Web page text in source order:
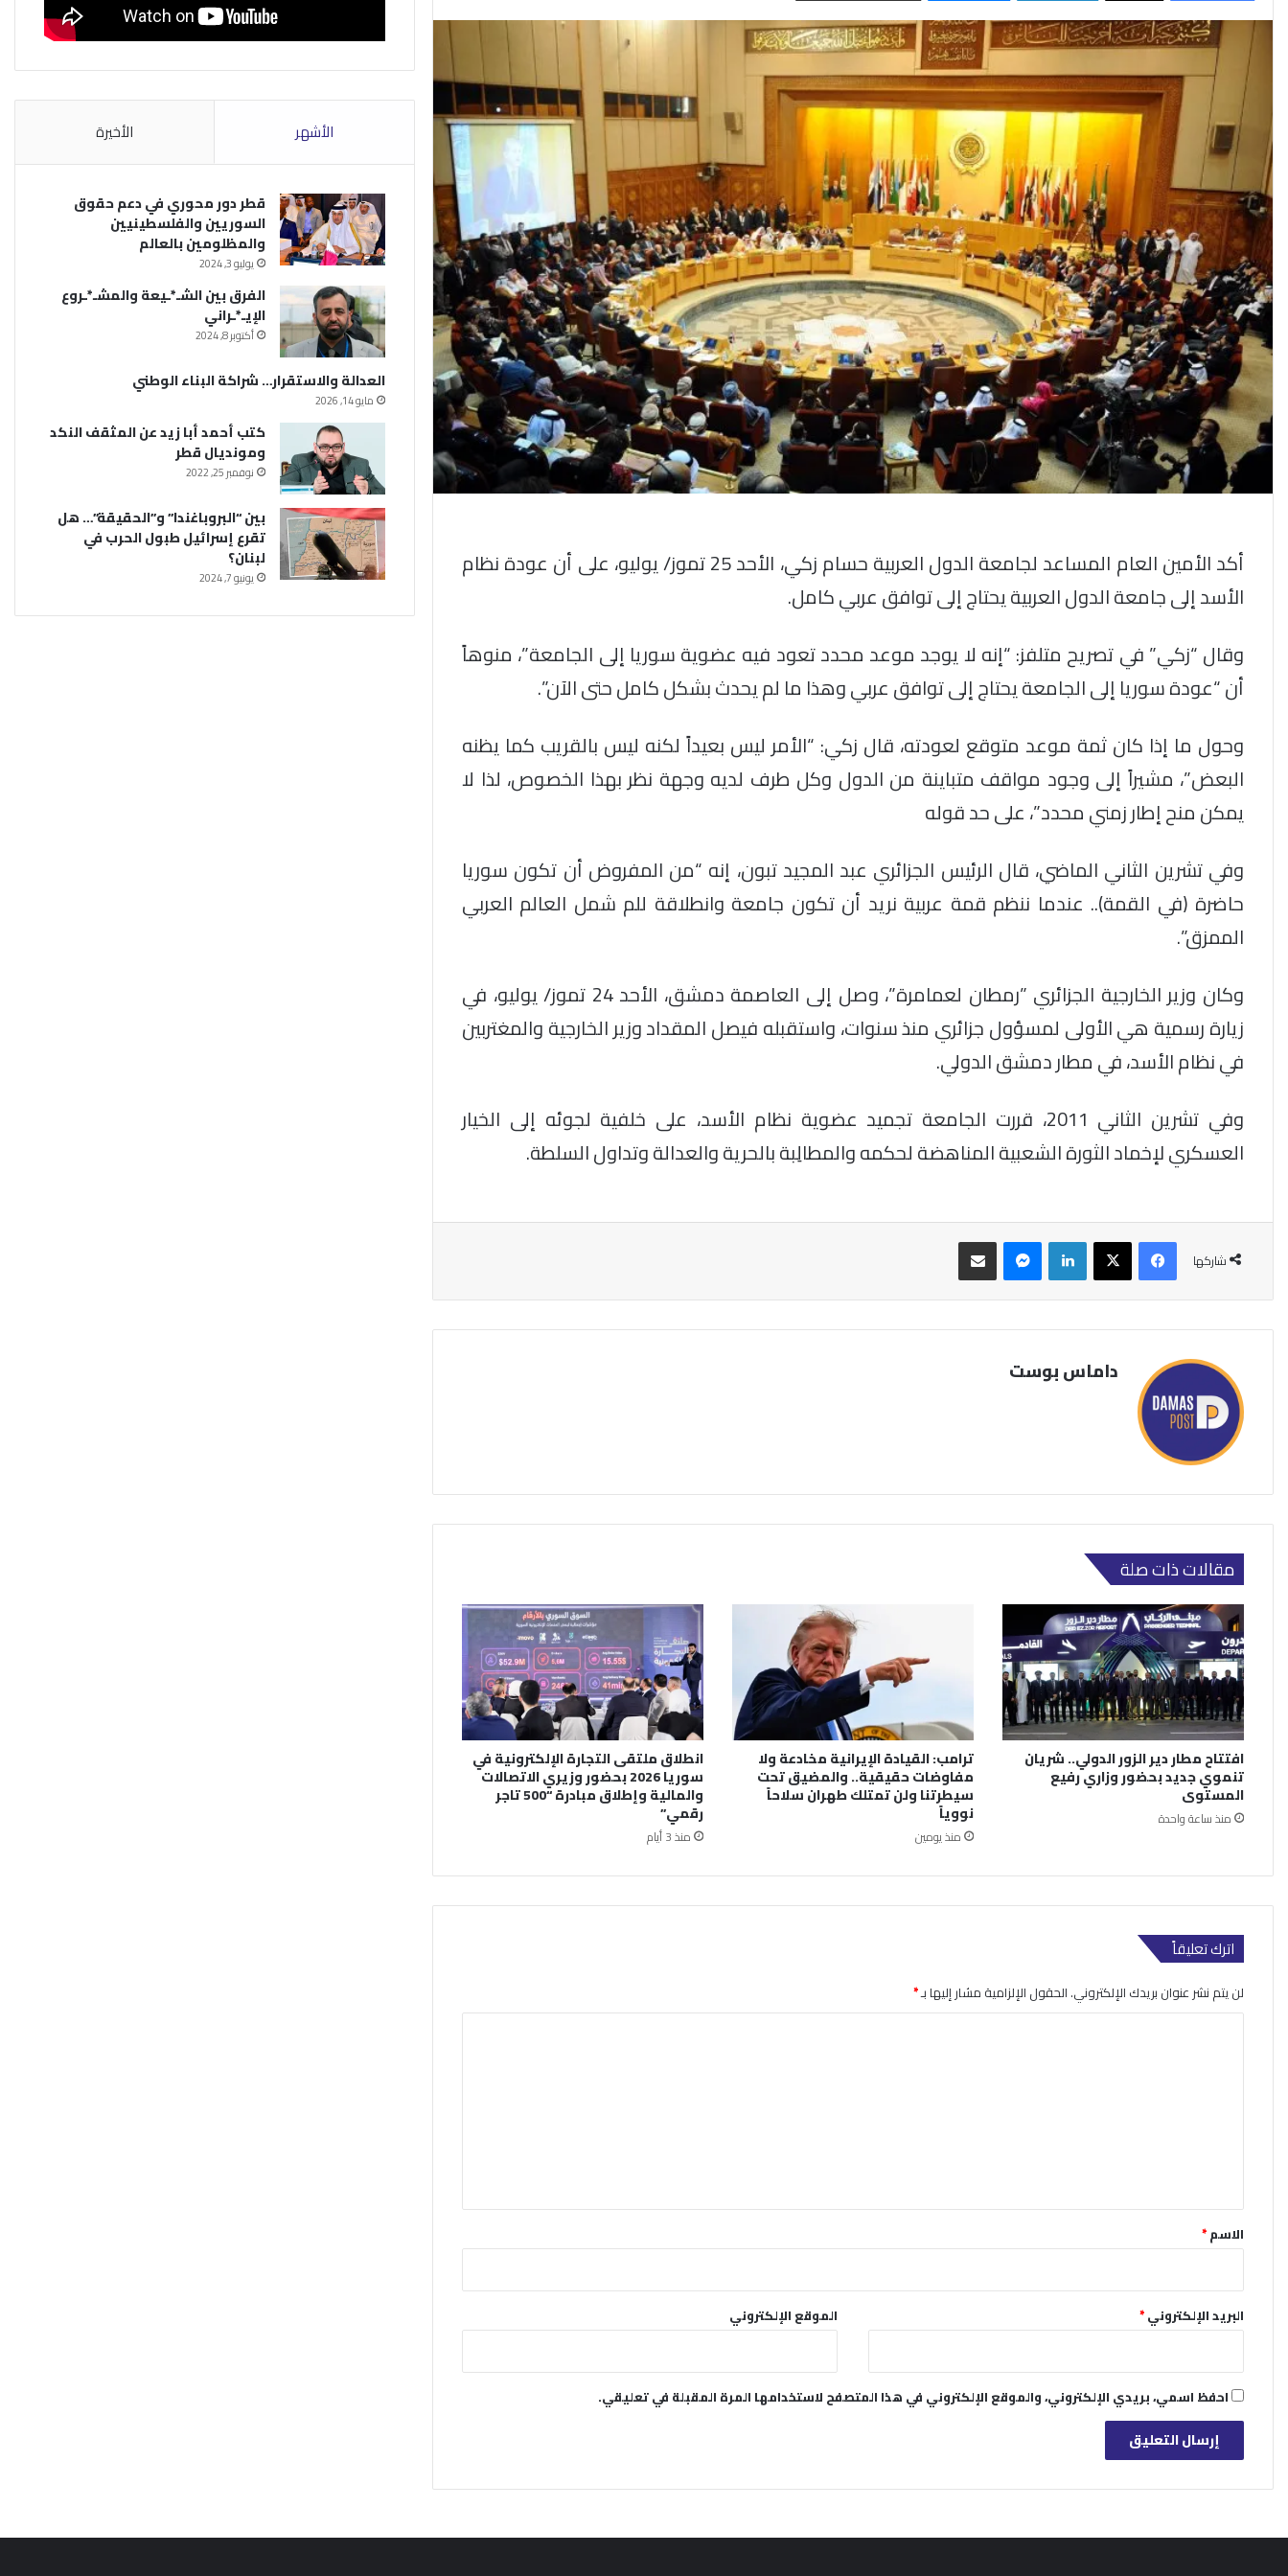
أكد الأمين العام المساعد لجامعة الدول العربية حسام زكي، الأحد 25 تموز/ يوليو، على أن عودة نظام
الأسد إلى جامعة الدول العربية يحتاج إلى توافق عربي كامل.
وقال “زكي” في تصريح متلفز: “إنه لا يوجد موعد محدد تعود فيه عضوية سوريا إلى الجامعة”، منوهاً
أن “عودة سوريا إلى الجامعة يحتاج إلى توافق عربي وهذا ما لم يحدث بشكل كامل حتى الآن”.
وحول ما إذا كان ثمة موعد متوقع لعودته، قال زكي: “الأمر ليس بعيداً لكنه ليس بالقريب كما يظنه
البعض”، مشيراً إلى وجود مواقف متباينة من الدول وكل طرف لديه وجهة نظر بهذا الخصوص، لذا لا
يمكن منح إطار زمني محدد”، على حد قوله
وفي تشرين الثاني الماضي، قال الرئيس الجزائري عبد المجيد تبون، إنه “من المفروض أن تكون سوريا
حاضرة (في القمة).. عندما ننظم قمة عربية نريد أن تكون جامعة وانطلاقة للم شمل العالم العربي
الممزق”.
وكان وزير الخارجية الجزائري ​”رمطان لعمامرة”، وصل إلى العاصمة ​دمشق، الأحد 24 تموز/ يوليو، في
زيارة رسمية هي الأولى لمسؤول جزائري منذ سنوات، واستقبله فيصل المقداد وزير الخارجية والمغتربين
في نظام الأسد، في مطار دمشق الدولي.
وفي تشرين الثاني 2011، قررت الجامعة تجميد عضوية نظام الأسد، على خلفية لجوئه إلى الخيار
العسكري لإخماد الثورة الشعبية المناهضة لحكمه والمطالِبة بالحرية والعدالة وتداول السلطة.
شاركها
فيسبوك‫X لينكدإن ماسنجر مشاركة عبر البريد
داماس بوست
مقالات ذات صلة
افتتاح مطار دير الزور الدولي.. شريان
تنموي جديد بحضور وزاري رفيع
المستوى
منذ ساعة واحدة
ترامب: القيادة الإيرانية مخادعة ولا
مفاوضات حقيقية.. والمضيق تحت
سيطرتنا ولن تمتلك طهران سلاحاً
نووياً
منذ يومين
انطلاق ملتقى التجارة الإلكترونية في
سوريا 2026 بحضور وزيري الاتصالات
والمالية وإطلاق مبادرة “500 تاجر
رقمي”
منذ 3 أيام
اترك تعليقاً
لن يتم نشر عنوان بريدك الإلكتروني.الحقول الإلزامية مشار إليها بـ*
*الاسم*
البريد الإلكتروني* الموقع الإلكتروني
احفظ اسمي، بريدي الإلكتروني، والموقع الإلكتروني في هذا المتصفح لاستخدامها المرة المقبلة في تعليقي.
الأشهر الأخيرة
قطر دور محوري في دعم حقوق
السوريين والفلسطينيين
والمظلومين بالعالم
يوليو 3, 2024
الفرق بين الشـ*ـيعة والمشـ*ـروع
الإيـ*ـراني
أكتوبر 8, 2024
العدالة والاستقرار… شراكة البناء الوطني
مايو 14, 2026
كتب أحمد أبا زيد عن المثقف النكد
ومونديال قطر
نوفمبر 25, 2022
بين “البروباغندا” و”الحقيقة”… هل
تقرع إسرائيل طبول الحرب في
لبنان؟
يونيو 7, 2024